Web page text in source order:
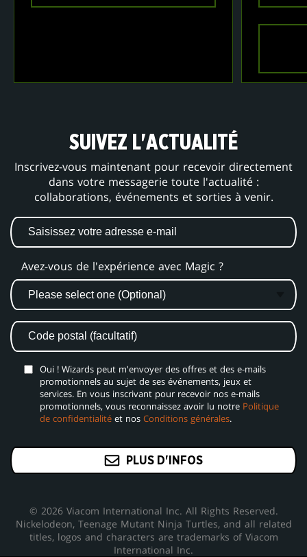
SUIVEZ L'ACTUALITÉ
Inscrivez-vous maintenant pour recevoir directement
dans votre messagerie toute l'actualité :
collaborations, événements et sorties à venir.
Avez-vous de l'expérience avec Magic ?
Oui ! Wizards peut m'envoyer des offres et des e-mails
promotionnels au sujet de ses événements, jeux et
services. En vous inscrivant pour recevoir nos e-mails
promotionnels, vous reconnaissez avoir lu notre Politique
de confidentialité et nos Conditions générales.
PLUS D'INFOS
© 2026 Viacom International Inc. All Rights Reserved.
Nickelodeon, Teenage Mutant Ninja Turtles, and all related
titles, logos and characters are trademarks of Viacom
International Inc.